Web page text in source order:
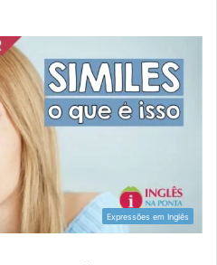
Expressões em Inglês